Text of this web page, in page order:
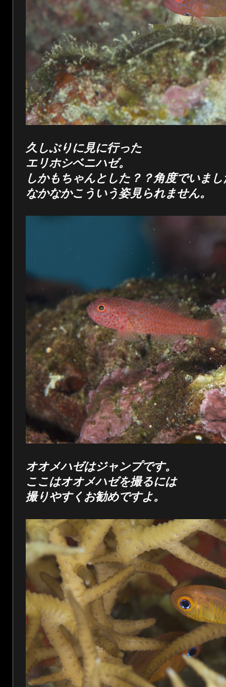
久しぶりに見に行った
エリホシベニハゼ。
しかもちゃんとした？？角度でいま
なかなかこういう姿見られません。
オオメハゼはジャンプです。
ここはオオメハゼを撮るには
撮りやすくお勧めですよ。